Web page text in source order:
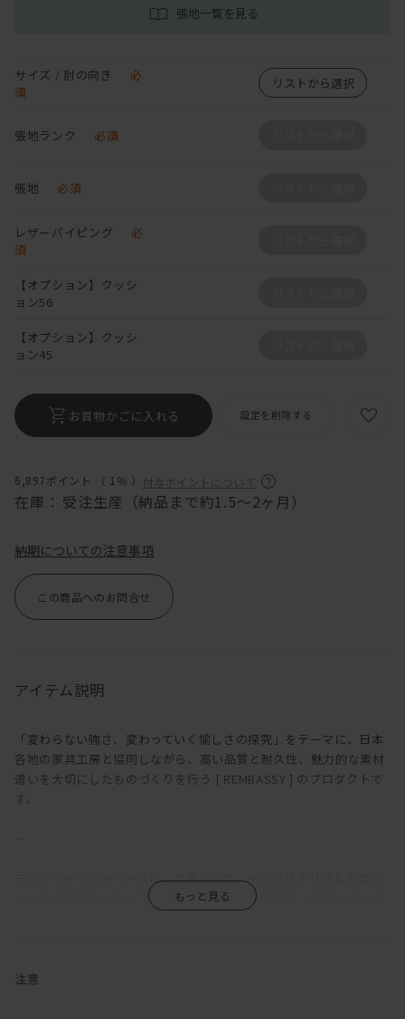
6,897ポイント （ 1％ ） 付与ポイントについて
在庫： 受注生産（納品まで約1.5～2ヶ月）
張地一覧を見る
サイズ / 肘の向き
必
須
リストから選択
張地ランク 必須
張地 必須
レザーパイピング
必
須
【オプション】クッシ
ョン56
【オプション】クッシ
ョン45
お買物かごに入れる 設定を削除する
納期についての注意事項
この商品へのお問合せ
アイテム説明
「変わらない強さ、変わっていく愉しさの探究」をテーマに、日本
各地の家具工房と協同しながら、高い品質と耐久性、魅力的な素材
遣いを大切にしたものづくりを行う [ REMBASSY ] のプロダクトで
す。
モダンデザインをベースに、クラシック、インダストリアルのエッ
センスを取り入れたソファ。シンプルな造形の中に、繊細なディテ
計。各部にシャープさをもたせることで、ほどよく上品な佇まいを
注意